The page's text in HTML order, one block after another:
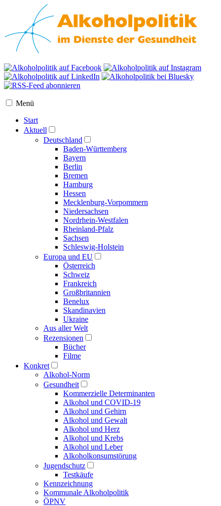
Menü
Start
Aktuell
Deutschland
Baden-Württemberg
Bayern
Berlin
Bremen
Hamburg
Hessen
Mecklenburg-Vorpommern
Niedersachsen
Nordrhein-Westfalen
Rheinland-Pfalz
Sachsen
Schleswig-Holstein
Europa und EU
Österreich
Schweiz
Frankreich
Großbritannien
Benelux
Skandinavien
Ukraine
Aus aller Welt
Rezensionen
Bücher
Filme
Konkret
Alkohol-Norm
Gesundheit
Kommerzielle Determinanten
Alkohol und COVID-19
Alkohol und Gehirn
Alkohol und Gewalt
Alkohol und Herz
Alkohol und Krebs
Alkohol und Leber
Alkoholkonsumstörung
Jugendschutz
Testkäufe
Kennzeichnung
Kommunale Alkoholpolitik
ÖPNV